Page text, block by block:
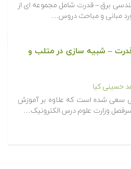
برق – قدرت شامل مجموعه ای از
مبانی و مباحث دروس…
– شبیه سازی در متلب و
حسینی کیا
سعی شده است که علاوه بر آموزش
وزارت علوم درس الکترونیک…